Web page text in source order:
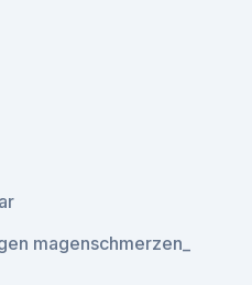
magenschmerzen_